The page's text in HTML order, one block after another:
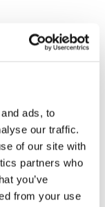
ads, to
our traffic.
of our site with
partners who
you’ve
from your use